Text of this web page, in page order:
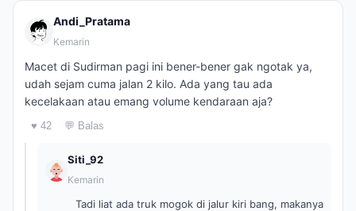
Andi_Pratama
Kemarin
Macet di Sudirman pagi ini bener-bener gak ngotak ya,
udah sejam cuma jalan 2 kilo. Ada yang tau ada
kecelakaan atau emang volume kendaraan aja?
♥ 42 💬 Balas
Siti_92
Kemarin
Tadi liat ada truk mogok di jalur kiri bang, makanya